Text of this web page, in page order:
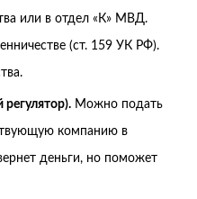
или в отдел «К» МВД.
(ст. 159 УК РФ).
Можно подать
компанию в
деньги, но поможет